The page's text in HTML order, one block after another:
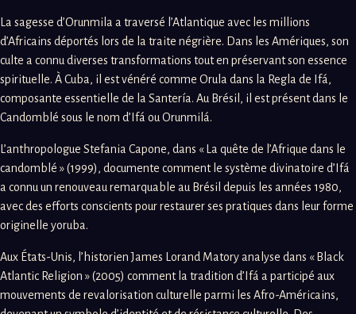
La sagesse d’Orunmila a traversé l’Atlantique avec les millions
d’Africains déportés lors de la traite négrière. Dans les Amériques, son
culte a connu diverses transformations tout en préservant son essence
spirituelle. À Cuba, il est vénéré comme Orula dans la Regla de Ifá,
composante essentielle de la Santería. Au Brésil, il est présent dans le
Candomblé sous le nom d’Ifá ou Orunmilá.
L’anthropologue Stefania Capone, dans « La quête de l’Afrique dans le
candomblé » (1999), documente comment le système divinatoire d’Ifá
a connu un renouveau remarquable au Brésil depuis les années 1980,
avec des efforts conscients pour restaurer ses pratiques dans leur forme
originelle yoruba.
Aux États-Unis, l’historien James Lorand Matory analyse dans « Black
Atlantic Religion » (2005) comment la tradition d’Ifá a participé aux
mouvements de revalorisation culturelle parmi les Afro-Américains,